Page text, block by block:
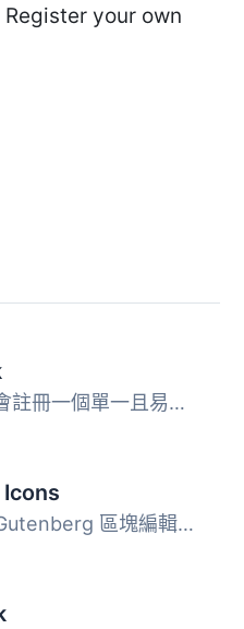
your own
Icon Block 外掛會註冊一個單一且易於使用的區塊，讓您可以在...
這款外掛可以在 Gutenberg 區塊編輯器中的段落、標題、清單或...